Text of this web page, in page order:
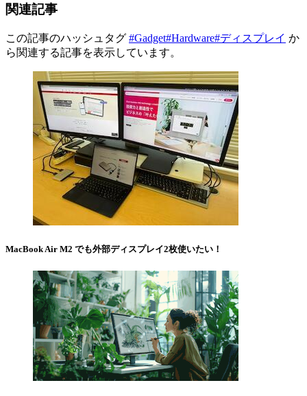
関連記事
この記事のハッシュタグ #Gadget#Hardware#ディスプレイ か
ら関連する記事を表示しています。
MacBook Air M2 でも外部ディスプレイ2枚使いたい！